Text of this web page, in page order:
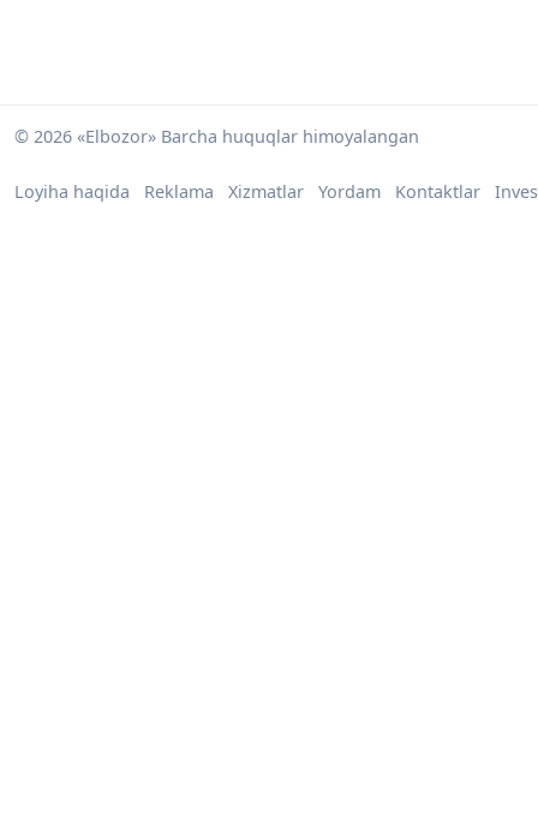
© 2026 «Elbozor» Barcha huquqlar himoyalangan
Loyiha haqida Reklama Xizmatlar Yordam Kontaktlar